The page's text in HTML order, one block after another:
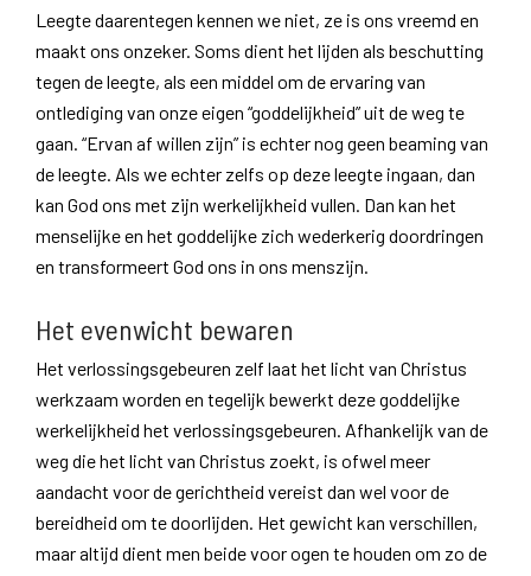
Leegte daarentegen kennen we niet, ze is ons vreemd en
maakt ons onzeker. Soms dient het lijden als beschutting
tegen de leegte, als een middel om de ervaring van
ontlediging van onze eigen “goddelijkheid” uit de weg te
gaan. “Ervan af willen zijn” is echter nog geen beaming van
de leegte. Als we echter zelfs op deze leegte ingaan, dan
kan God ons met zijn werkelijkheid vullen. Dan kan het
menselijke en het goddelijke zich wederkerig doordringen
en transformeert God ons in ons menszijn.
Het evenwicht bewaren
Het verlossingsgebeuren zelf laat het licht van Christus
werkzaam worden en tegelijk bewerkt deze goddelijke
werkelijkheid het verlossingsgebeuren. Afhankelijk van de
weg die het licht van Christus zoekt, is ofwel meer
aandacht voor de gerichtheid vereist dan wel voor de
bereidheid om te doorlijden. Het gewicht kan verschillen,
maar altijd dient men beide voor ogen te houden om zo de